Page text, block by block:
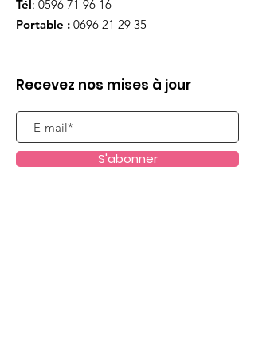
Tél: 0596 71 96 16
Portable : 0696 21 29 35
Recevez nos mises à jour
S'abonner